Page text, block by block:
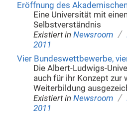
Eröffnung des
Eine Universität mit
Selbstverständnis
Existiert in Newsroom /
2011
Vier Bundeswettbewerbe,
Die Albert-Ludwigs-
auch für ihr Konzept zur
Weiterbildung
Existiert in Newsroom /
2011